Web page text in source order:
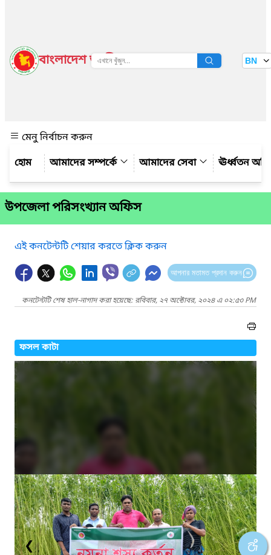
বাংলাদেশ জাতীয় তথ্য বাতায়ন BN
মেনু নির্বাচন করুন
আমাদের সম্পর্কে
আমাদের সেবা ঊর্ধ্বতন
উপজেলা পরিসংখ্যান অফিস
এই কনটেন্টটি শেয়ার করতে ক্লিক করুন
আপনার মতামত প্রদান করুন
কনটেন্টটি শেষ হাল-নাগাদ করা হয়েছে: রবিবার, ২৭ অক্টোবর, ২০২৪ এ ০২:৫৩ PM
ফসল কাটা
❮ ❯